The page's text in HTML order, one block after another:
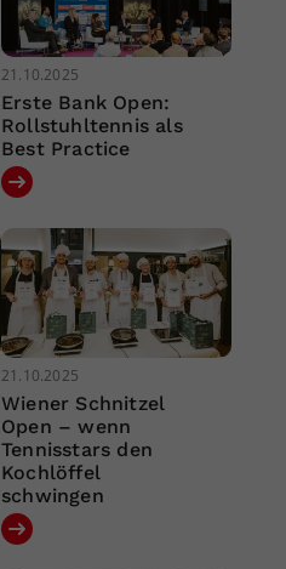
21.10.2025
Erste Bank Open:
Rollstuhltennis als
Best Practice
21.10.2025
Wiener Schnitzel
Open – wenn
Tennisstars den
Kochlöffel
schwingen